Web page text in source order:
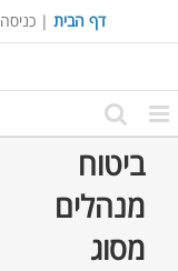
to
דף הבית | כניסה
ביטוח
מנהלים
מסוג